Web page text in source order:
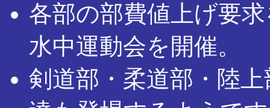
各部の部費値上げ要
水中運動会を開催。
剣道部・柔道部・陸